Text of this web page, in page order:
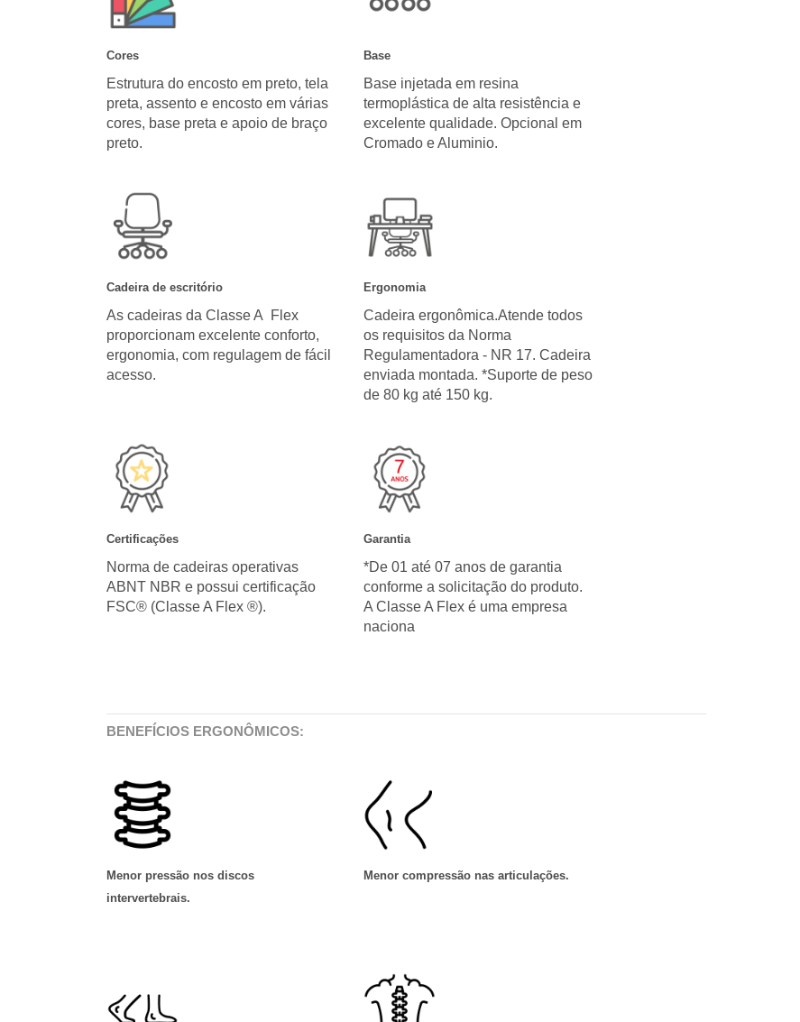
Cores
Estrutura do encosto em preto, tela
preta, assento e encosto em várias
cores, base preta e apoio de braço
preto.
Base
Base injetada em resina
termoplástica de alta resistência e
excelente qualidade. Opcional em
Cromado e Aluminio.
Cadeira de escritório
As cadeiras da Classe A Flex
proporcionam excelente conforto,
ergonomia, com regulagem de fácil
acesso.
Ergonomia
Cadeira ergonômica.Atende todos
os requisitos da Norma
Regulamentadora - NR 17. Cadeira
enviada montada. *Suporte de peso
de 80 kg até 150 kg.
Certificações
Norma de cadeiras operativas
ABNT NBR e possui certificação
FSC® (Classe A Flex ®).
Garantia
*De 01 até 07 anos de garantia
conforme a solicitação do produto.
A Classe A Flex é uma empresa
naciona
BENEFÍCIOS ERGONÔMICOS:
Menor pressão nos discos
intervertebrais.
Menor compressão nas articulações.